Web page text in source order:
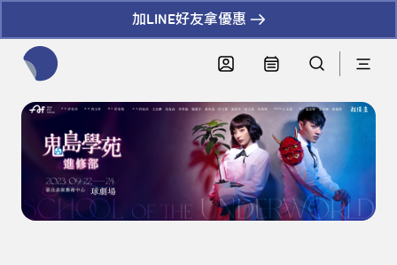
加LINE好友拿優惠